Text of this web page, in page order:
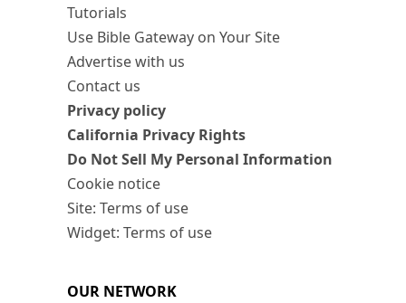
Tutorials
Use Bible Gateway on Your Site
Advertise with us
Contact us
Privacy policy
California Privacy Rights
Do Not Sell My Personal Information
Cookie notice
Site: Terms of use
Widget: Terms of use
OUR NETWORK